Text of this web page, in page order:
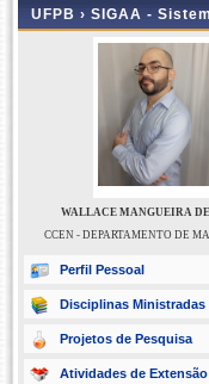
UFPB › SIGAA -
WALLACE MANGUEIRA DE
CCEN - DEPARTAMENTO DE
Perfil Pessoal
Disciplinas Ministradas
Projetos de Pesquisa
Atividades de Extensão